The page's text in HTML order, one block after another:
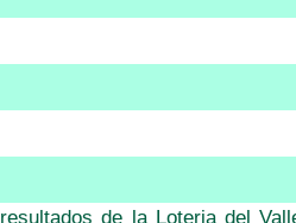
resultados de la Loteria del